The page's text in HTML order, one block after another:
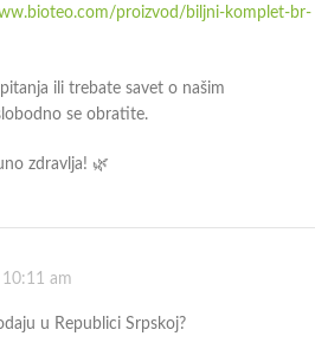
proizvod/biljni-komplet-br-
ili trebate savet o našim
se obratite.
zdravlja! 🌿
am
u Republici Srpskoj?